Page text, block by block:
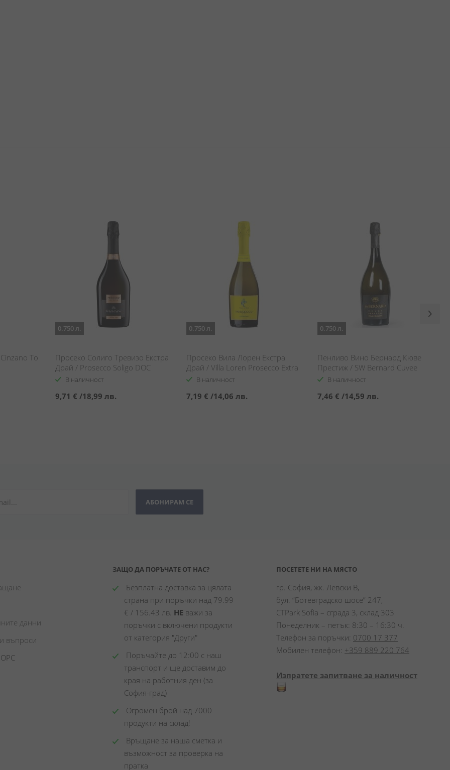
То
0.750 л.
Просеко Солиго Тревизо Екстра
Драй / Prosecco Soligo DOC
Treviso Extra Dry
В наличност
9,71 € /18,99 лв.
0.750 л.
Просеко Вила Лорен Екстра
Драй / Villa Loren Prosecco Extra
DryВ наличност
7,19 € /14,06 лв.
0.750 л.
Пенливо Вино Бернард Кюве
Престиж / SW Bernard Cuvee
Prestige
В наличност
7,46 € /14,59 лв.
АБОНИРАМ СЕ
данни
въпроси
ЗАЩО ДА ПОРЪЧАТЕ ОТ НАС?
Безплатна доставка за цялата
страна при поръчки над 79.99
€ / 156.43 лв. НЕ важи за
поръчки с включени продукти
от категория "Други"
Поръчайте до 12:00 с наш
транспорт и ще доставим до
края на работния ден (за
София-град)
Огромен брой над 7000
продукти на склад!
Връщане за наша сметка и
възможност за проверка на
пратка
ПОСЕТЕТЕ НИ НА МЯСТО
гр. София, жк. Левски В,
бул. “Ботевградско шосе” 247,
CTPark Sofia – сграда 3, склад 303
Понеделник – петък: 8:30 – 16:30 ч.
Телефон за поръчки: 0700 17 377
Мобилен телефон: +359 889 220 764
Изпратете запитване за наличност